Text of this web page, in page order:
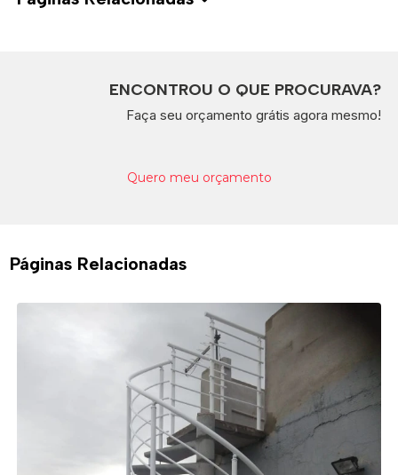
ENCONTROU O QUE PROCURAVA?
Faça seu orçamento grátis agora mesmo!
Quero meu orçamento
Páginas Relacionadas